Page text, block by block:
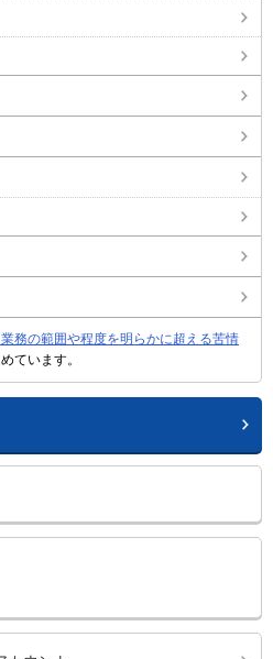
業務の範囲や程度を明らかに超える苦情
ています。